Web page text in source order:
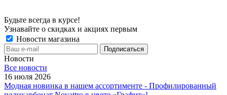
Будьте всегда в курсе!
Узнавайте о скидках и акциях первым
Новости магазина
Новости
Все новости
16 июля 2026
Модная новинка в нашем ассортименте - Профилированный